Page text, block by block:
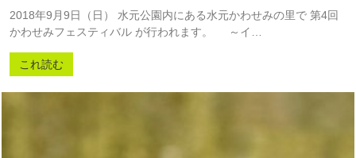
2018年9月9日（日） 水元公園内にある水元かわせみの里で 第4回
かわせみフェスティバル が行われます。 ～イ…
これ読む